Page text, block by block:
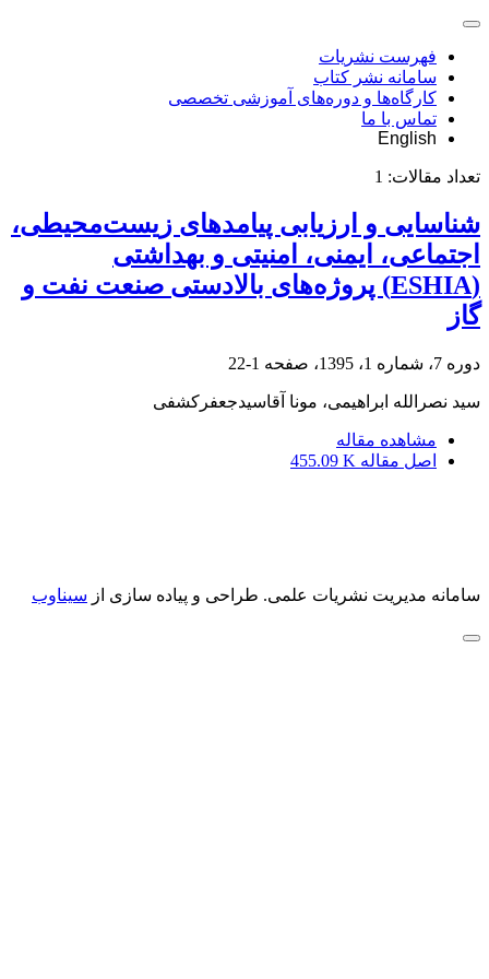
فهرست نشریات
سامانه نشر کتاب
کارگاه‌ها و دوره‌های آموزشی تخصصی
تماس با ما
English
تعداد مقالات: 1
شناسایی و ارزیابی پیامدهای زیست‌محیطی،
اجتماعی، ایمنی، امنیتی و بهداشتی
(ESHIA) پروژه‌های بالادستی صنعت نفت و
گاز
دوره 7، شماره 1، 1395، صفحه 1-22
سید نصرالله ابراهیمی، مونا آقاسیدجعفرکشفی
مشاهده مقاله
اصل مقاله 455.09 K
سامانه مدیریت نشریات علمی. طراحی و پیاده سازی از سیناوب